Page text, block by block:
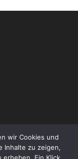
wir Cookies und
Inhalte zu zeigen,